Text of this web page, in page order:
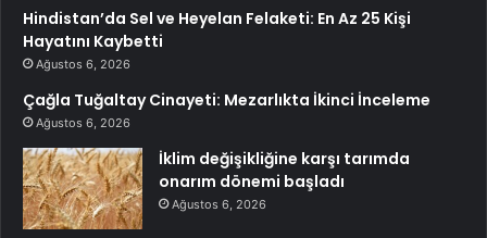
Hindistan’da Sel ve Heyelan Felaketi: En Az 25 Kişi
Hayatını Kaybetti
Ağustos 6, 2026
Çağla Tuğaltay Cinayeti: Mezarlıkta İkinci İnceleme
Ağustos 6, 2026
İklim değişikliğine karşı tarımda
onarım dönemi başladı
Ağustos 6, 2026